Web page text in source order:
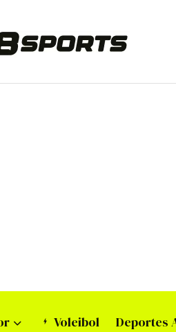
Voleibol Deportes